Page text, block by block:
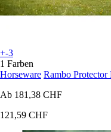
+-3
1 Farben
Horseware Rambo Protector
Ab 181,38 CHF
121,59 CHF